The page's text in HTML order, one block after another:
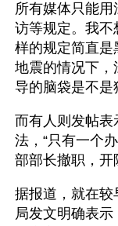
所有媒体只能
访等规定。我
样的规定简直是
地震的情况下，
导的脑袋是不是
而有人则发帖表
法，“只有一个
部部长撤职，开
据报道，就在较
局发文明确表